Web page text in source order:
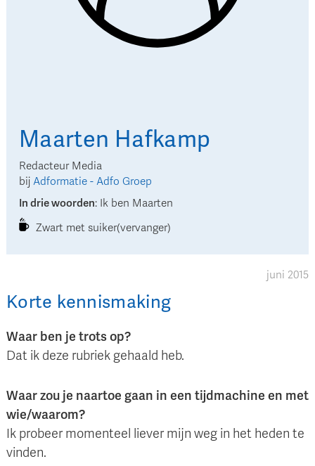
Maarten Hafkamp
Redacteur Media
bij Adformatie - Adfo Groep
In drie woorden: Ik ben Maarten
Zwart met suiker(vervanger)
juni 2015
Korte kennismaking
Waar ben je trots op?
Dat ik deze rubriek gehaald heb.
Waar zou je naartoe gaan in een tijdmachine en met
wie/waarom?
Ik probeer momenteel liever mijn weg in het heden te
vinden.